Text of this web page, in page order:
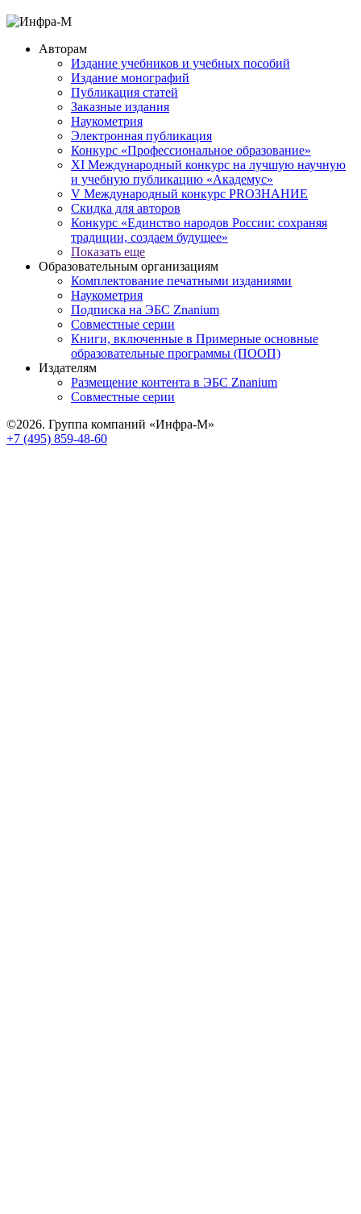
Авторам
Издание учебников и учебных пособий
Издание монографий
Публикация статей
Заказные издания
Наукометрия
Электронная публикация
Конкурс «Профессиональное образование»
XI Международный конкурс на лучшую научную
и учебную публикацию «Академус»
V Международный конкурс PROЗНАНИЕ
Скидка для авторов
Конкурс «Единство народов России: сохраняя
традиции, создаем будущее»
Показать еще
Образовательным организациям
Комплектование печатными изданиями
Наукометрия
Подписка на ЭБС Znanium
Совместные серии
Книги, включенные в Примерные основные
образовательные программы (ПООП)
Издателям
Размещение контента в ЭБС Znanium
Совместные серии
©2026. Группа компаний «Инфра-М»
+7 (495) 859-48-60